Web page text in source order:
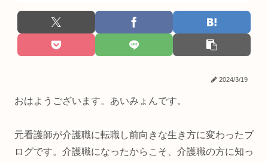
2024/3/19
おはようございます。あいみょんです。
元看護師が介護職に転職し前向きな生き方に変わったブ
ログです。介護職になったからこそ、介護職の方に知っ